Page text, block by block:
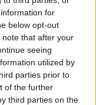
for
below opt-out
that after your
seeing
utilized by
parties prior to
of the further
third parties on the
ahora me
siesta a mi
me levante.
siesta no es el
silenciosa.